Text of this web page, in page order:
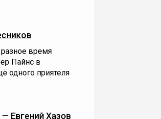
время
Пайнс в
одного приятеля
— Евгений Хазов